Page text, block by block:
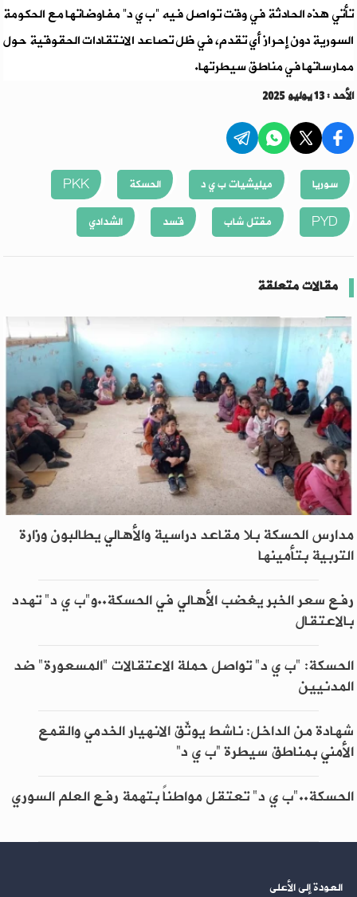
تأتي هذه الحادثة في وقت تواصل فيه “ب ي د” مفاوضاتها مع الحكومة
السورية دون إحراز أي تقدم، في ظل تصاعد الانتقادات الحقوقية حول
ممارساتها في مناطق سيطرتها.
الأحد : 13 يوليو 2025
سوريا ميليشيات ب ي د الحسكة
PKK
PYD
مقتل شاب قسد الشدادي
مقالات متعلقة
مدارس الحسكة بلا مقاعد دراسية والأهالي يطالبون وزارة
التربية بتأمينها
رفع سعر الخبر يغضب الأهالي في الحسكة..و"ب ي د" تهدد
بالاعتقال
الحسكة: "ب ي د" تواصل حملة الاعتقالات "المسعورة" ضد
المدنيين
شهادة من الداخل: ناشط يوثّق الانهيار الخدمي والقمع
الأمني بمناطق سيطرة “ب ي د”
الحسكة.."ب ي د" تعتقل مواطناً بتهمة رفع العلم السوري
العودة إلى الأعلى